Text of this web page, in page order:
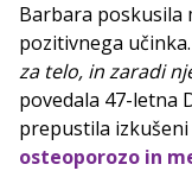
Barbara poskusila
pozitivnega učinka.
za telo, in zaradi
povedala 47-letna
prepustila
osteoporozo in